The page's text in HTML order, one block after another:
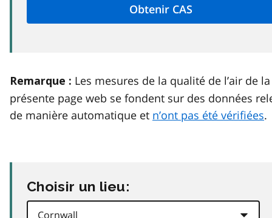
Remarque : Les mesures de la qualité de l’air de la
présente page web se fondent sur des données
de manière automatique et n’ont pas été vérifiées.
Choisir un lieu: